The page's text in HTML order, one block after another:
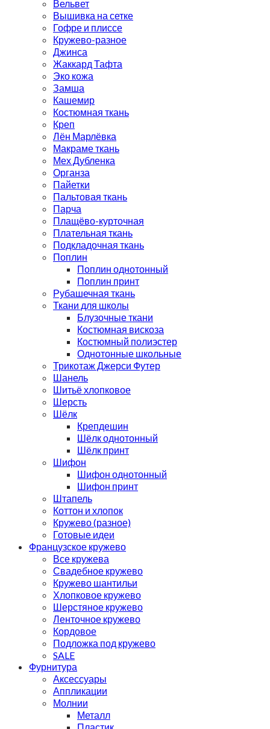
Вельвет
Вышивка на сетке
Гофре и плиссе
Кружево-разное
Джинса
Жаккард Тафта
Эко кожа
Замша
Кашемир
Костюмная ткань
Креп
Лён Марлёвка
Макраме ткань
Мех Дубленка
Органза
Пайетки
Пальтовая ткань
Парча
Плащёво-курточная
Плательная ткань
Подкладочная ткань
Поплин
Поплин однотонный
Поплин принт
Рубашечная ткань
Ткани для школы
Блузочные ткани
Костюмная вискоза
Костюмный полиэстер
Однотонные школьные
Трикотаж Джерси Футер
Шанель
Шитьё хлопковое
Шерсть
Шёлк
Крепдешин
Шёлк однотонный
Шёлк принт
Шифон
Шифон однотонный
Шифон принт
Штапель
Коттон и хлопок
Кружево (разное)
Готовые идеи
Французское кружево
Все кружева
Свадебное кружево
Кружево шантильи
Хлопковое кружево
Шерстяное кружево
Ленточное кружево
Кордовое
Подложка под кружево
SALE
Фурнитура
Аксессуары
Аппликации
Молнии
Металл